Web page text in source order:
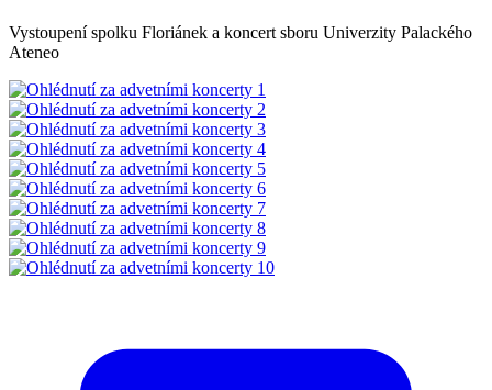
Vystoupení spolku Floriánek a koncert sboru Univerzity Palackého
Ateneo